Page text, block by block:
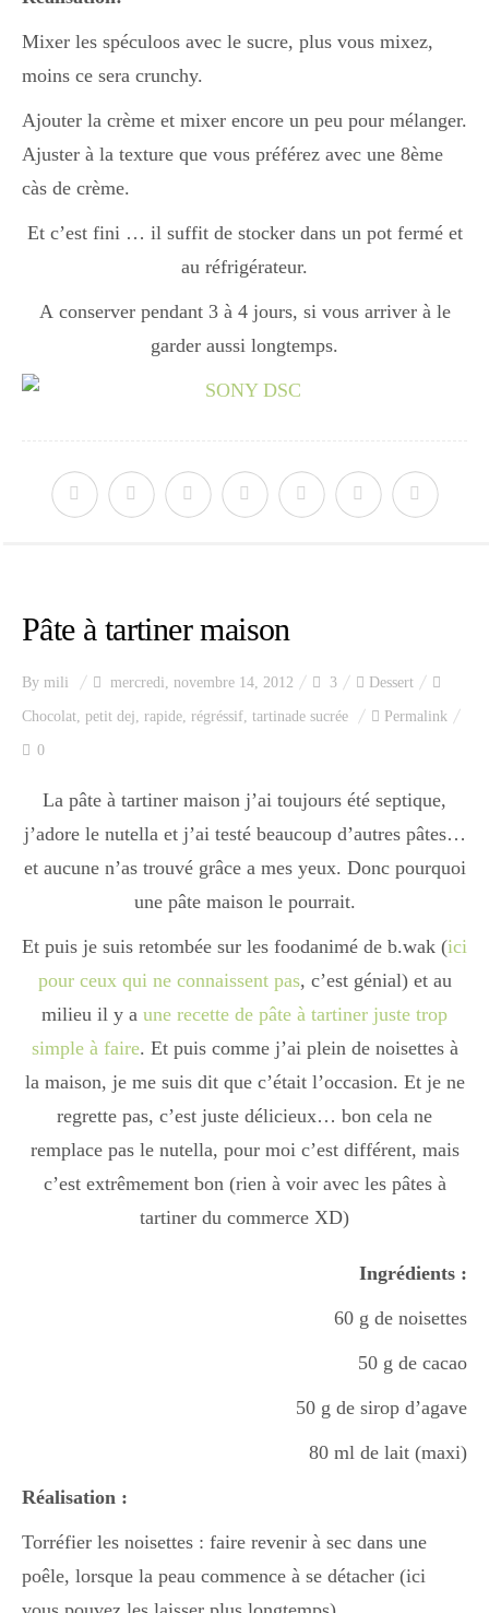
Mixer les spéculoos avec le sucre, plus vous mixez,
moins ce sera crunchy.
Ajouter la crème et mixer encore un peu pour mélanger.
Ajuster à la texture que vous préférez avec une 8ème
càs de crème.
Et c’est fini … il suffit de stocker dans un pot fermé et
au réfrigérateur.
A conserver pendant 3 à 4 jours, si vous arriver à le
garder aussi longtemps.
Pâte à tartiner maison
By mili mercredi, novembre 14, 2012 3 Dessert
Chocolat, petit dej, rapide, régréssif, tartinade sucrée Permalink
0
La pâte à tartiner maison j’ai toujours été septique,
j’adore le nutella et j’ai testé beaucoup d’autres pâtes…
et aucune n’as trouvé grâce a mes yeux. Donc pourquoi
une pâte maison le pourrait.
Et puis je suis retombée sur les foodanimé de b.wak (ici
pour ceux qui ne connaissent pas, c’est génial) et au
milieu il y a une recette de pâte à tartiner juste trop
simple à faire. Et puis comme j’ai plein de noisettes à
la maison, je me suis dit que c’était l’occasion. Et je ne
regrette pas, c’est juste délicieux… bon cela ne
remplace pas le nutella, pour moi c’est différent, mais
c’est extrêmement bon (rien à voir avec les pâtes à
tartiner du commerce XD)
Ingrédients :
60 g de noisettes
50 g de cacao
50 g de sirop d’agave
80 ml de lait (maxi)
Réalisation :
Torréfier les noisettes : faire revenir à sec dans une
poêle, lorsque la peau commence à se détacher (ici